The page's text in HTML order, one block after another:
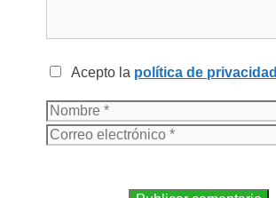
Acepto la política de privacidad